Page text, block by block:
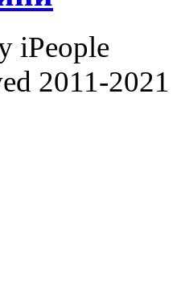
iPeople
2011-2021